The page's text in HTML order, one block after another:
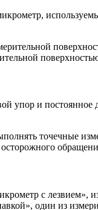
упор и
точечные
с лезвием»,
один из